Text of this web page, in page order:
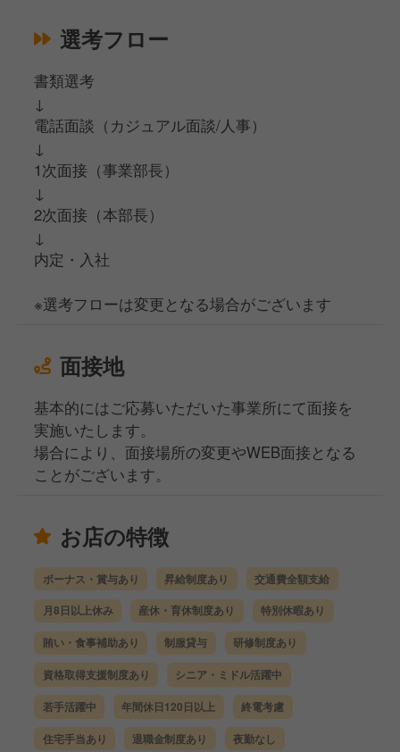
選考フロー
書類選考
↓
電話面談（カジュアル面談/人事）
↓
1次面接（事業部長）
↓
2次面接（本部長）
↓
内定・入社
※選考フローは変更となる場合がございます
面接地
基本的にはご応募いただいた事業所にて面接を
実施いたします。
場合により、面接場所の変更やWEB面接となる
ことがございます。
お店の特徴
ボーナス・賞与あり 昇給制度あり 交通費全額支給
月8日以上休み 産休・育休制度あり 特別休暇あり
賄い・食事補助あり 制服貸与 研修制度あり
資格取得支援制度あり シニア・ミドル活躍中
若手活躍中 年間休日120日以上 終電考慮
住宅手当あり 退職金制度あり 夜勤なし